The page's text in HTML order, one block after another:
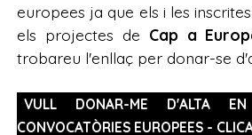
europees ja que els i les
els projectes de Cap a
trobareu l'enllaç per donar-se
VULL DONAR-ME D'ALTA
CONVOCATÒRIES EUROPEES -